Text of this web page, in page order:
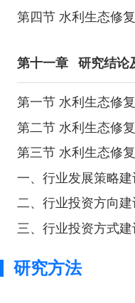
第四节 水利生态修
第十一章 研究结论
第一节 水利生态修
第二节 水利生态修
第三节 水利生态修
一、行业发展策略建
二、行业投资方向建
三、行业投资方式建
研究方法